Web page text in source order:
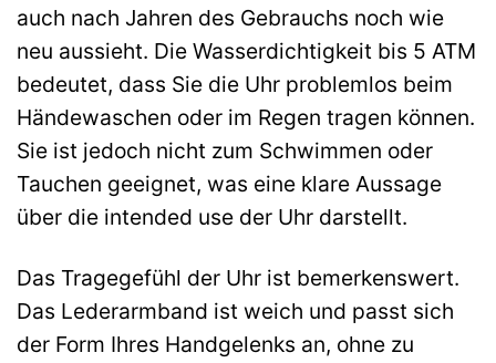
auch nach Jahren des Gebrauchs noch wie
neu aussieht. Die Wasserdichtigkeit bis 5 ATM
bedeutet, dass Sie die Uhr problemlos beim
Händewaschen oder im Regen tragen können.
Sie ist jedoch nicht zum Schwimmen oder
Tauchen geeignet, was eine klare Aussage
über die intended use der Uhr darstellt.
Das Tragegefühl der Uhr ist bemerkenswert.
Das Lederarmband ist weich und passt sich
der Form Ihres Handgelenks an, ohne zu